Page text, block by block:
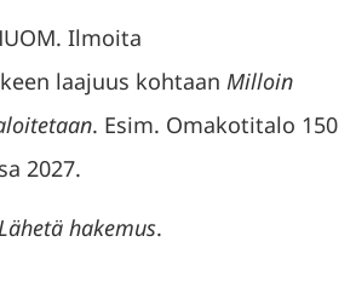
Ilmoita
laajuus kohtaan Milloin
. Esim. Omakotitalo 150
2027.
Lähetä hakemus.